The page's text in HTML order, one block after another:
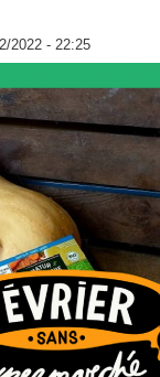
2022 - 22:25